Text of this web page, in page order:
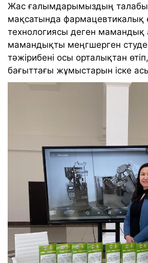
Жас ғалымдарымыздың
мақсатында фармацевтикалық
технологиясы деген
мамандықты меңгшерген
тәжірибені осы орталықтан
бағыттағы жұмыстарын іске